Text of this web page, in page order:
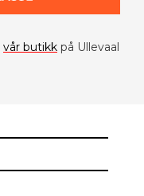
vår butikk på Ullevaal